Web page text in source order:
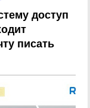
доступ
писать